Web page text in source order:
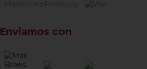
Enviamos con